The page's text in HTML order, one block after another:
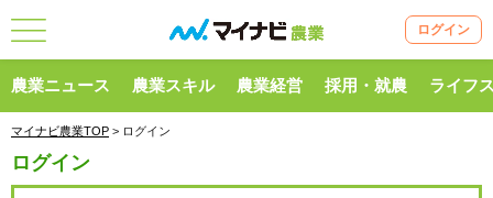
ログイン
農業ニュース 農業スキル 農業経営 採用・就農 ライフ
マイナビ農業TOP > ログイン
ログイン